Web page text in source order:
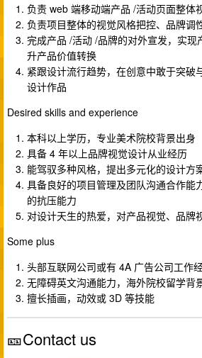
负责 web 端移动端产品 /活动页面整体
负责项目整体的视觉风格把控、品牌调
完成产品 /活动 /品牌的对外宣发，实现
升产品价值转换
紧跟设计流行趋势，在创意中敢于突破
设计作品
Desired skills and experience
本科以上学历，专业美术院校背景出身
具备 4 年以上品牌视觉设计从业经历
能驾驭多种风格，提出多元化的设计方
具备良好的项目管理及团队沟通合作能
的抗压能力
对设计天生的热爱，对产品视觉、品牌
Some plus
头部互联网公司或有 4A 广告公司工作
无障碍英文沟通能力，海外院校留学背
擅长插画，动效或 3D 等技能
🎫Contact us